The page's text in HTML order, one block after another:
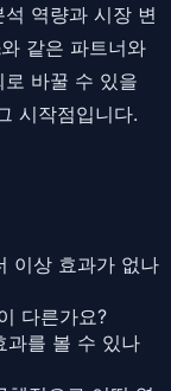
역량과 시장 변
와 같은 파트너와
바꿀 수 있을
시작점입니다.
이상 효과가 없나
다른가요?
과를 볼 수 있나